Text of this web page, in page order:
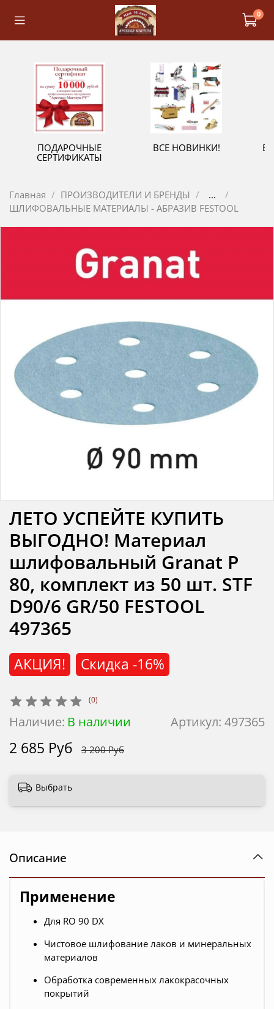
0
ПОДАРОЧНЫЕ
СЕРТИФИКАТЫ
ВСЕ НОВИНКИ!
Главная ПРОИЗВОДИТЕЛИ И БРЕНДЫ
...
ШЛИФОВАЛЬНЫЕ МАТЕРИАЛЫ - АБРАЗИВ FESTOOL
(0)
Артикул: 497365
Наличие: В наличии
АКЦИЯ! Скидка -16%
ЛЕТО УСПЕЙТЕ КУПИТЬ
ВЫГОДНО! Материал
шлифовальный Granat P
80, комплект из 50 шт. STF
D90/6 GR/50 FESTOOL
497365
2 685 Руб 3 200 Руб
Выбрать
Описание
Применение
Для RO 90 DX
Чистовое шлифование лаков и минеральных
материалов
Обработка современных лакокрасочных
покрытий